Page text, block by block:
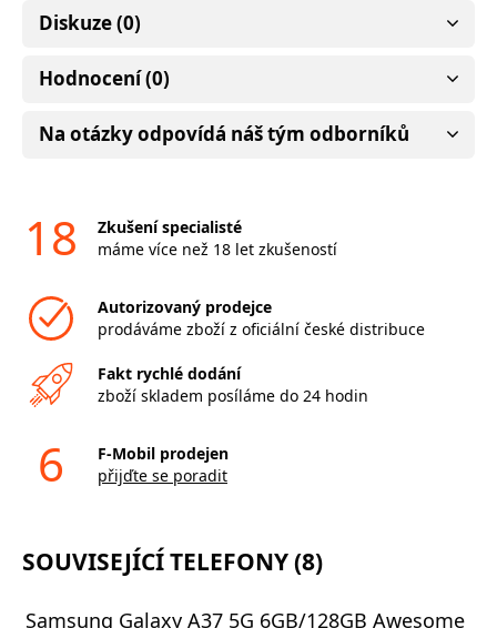
Diskuze (0)
Hodnocení (0)
Na otázky odpovídá náš tým odborníků
18
Zkušení specialisté
máme více než 18 let zkušeností
Autorizovaný prodejce
prodáváme zboží z oficiální české distribuce
Fakt rychlé dodání
zboží skladem posíláme do 24 hodin
6
F-Mobil prodejen
přijďte se poradit
SOUVISEJÍCÍ TELEFONY (8)
Samsung Galaxy A37 5G 6GB/128GB Awesome